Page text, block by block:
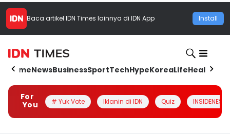
Baca artikel IDN Times lainnya di IDN App Install
HomeNewsBusinessSportTechHypeKoreaLifeHealth
For
You
# Yuk Vote Iklanin di IDN Quiz INSIDENESIA